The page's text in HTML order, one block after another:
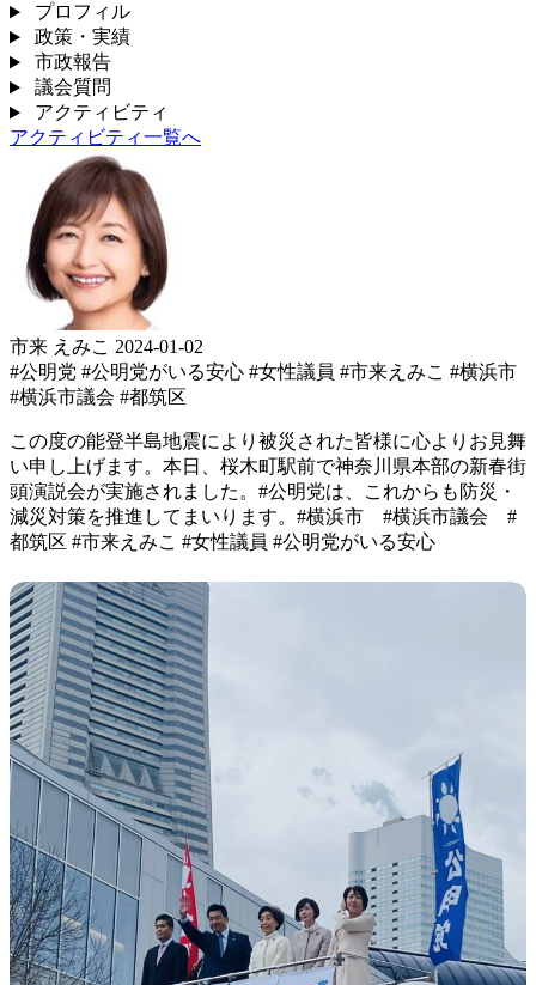
プロフィル
政策・実績
市政報告
議会質問
アクティビティ
アクティビティ一覧へ
市来 えみこ 2024-01-02
#公明党 #公明党がいる安心 #女性議員 #市来えみこ #横浜市
#横浜市議会 #都筑区
この度の能登半島地震により被災された皆様に心よりお見舞
い申し上げます。 本日、桜木町駅前で 神奈川県本部の新春街
頭演説会 が実施されました。 #公明党 は、これからも 防災・
減災対策を推進して まいります。 #横浜市 #横浜市議会 #
都筑区 #市来えみこ #女性議員 #公明党がいる安心